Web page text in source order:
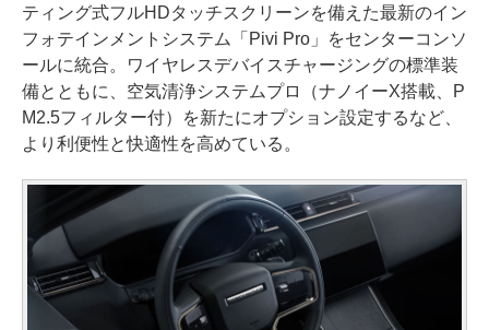
ティング式フルHDタッチスクリーンを備えた最新のイン
フォテインメントシステム「Pivi Pro」をセンターコンソ
ールに統合。ワイヤレスデバイスチャージングの標準装
備とともに、空気清浄システムプロ（ナノイーX搭載、P
M2.5フィルター付）を新たにオプション設定するなど、
より利便性と快適性を高めている。